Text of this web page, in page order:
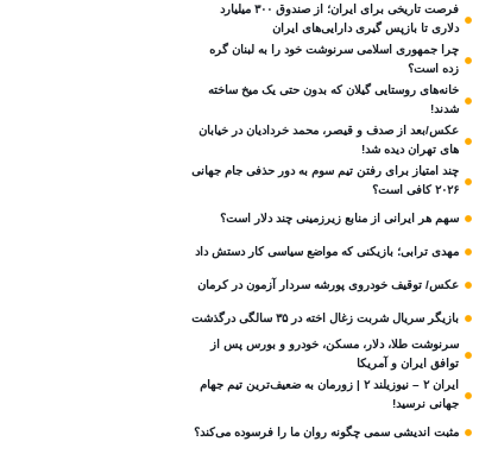
فرصت تاریخی برای ایران؛ از صندوق ۳۰۰ میلیارد
دلاری تا بازپس گیری دارایی‌های ایران
چرا جمهوری اسلامی سرنوشت خود را به لبنان گره
زده است؟
خانه‌های روستایی گیلان که بدون حتی یک میخ ساخته
شدند!
عکس/بعد از صدف و قیصر، محمد خردادیان در خیابان
های تهران دیده شد!
چند امتیاز برای رفتن تیم سوم به دور حذفی جام جهانی
۲۰۲۶ کافی است؟
سهم هر ایرانی از منابع زیرزمینی چند دلار است؟
مهدی ترابی؛ بازیکنی که مواضع سیاسی‌ کار دستش داد
عکس/ توقیف خودروی پورشه سردار آزمون در کرمان
بازیگر سریال شربت زغال‌ اخته در ۳۵ سالگی درگذشت
سرنوشت طلا، دلار، مسکن، خودرو و بورس پس از
توافق ایران و آمریکا
ایران ۲ – نیوزیلند ۲ | زورمان به ضعیف‌ترین تیم جهام
جهانی نرسید!
مثبت‌ اندیشی سمی چگونه روان ما را فرسوده می‌کند؟